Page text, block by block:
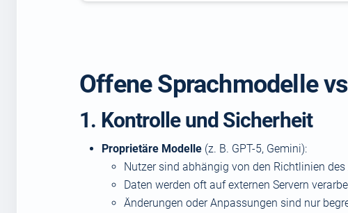
Offene Sprachmodelle
1. Kontrolle und Sicherheit
Proprietäre Modelle (z. B. GPT-5, Gemini):
Nutzer sind abhängig von den Richtlinien des
Daten werden oft auf externen Servern
Änderungen oder Anpassungen sind nur